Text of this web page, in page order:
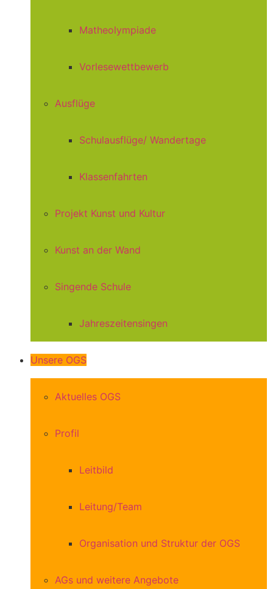
Matheolympiade
Vorlesewettbewerb
Ausflüge
Schulausflüge/ Wandertage
Klassenfahrten
Projekt Kunst und Kultur
Kunst an der Wand
Singende Schule
Jahreszeitensingen
Unsere OGS
Aktuelles OGS
Profil
Leitbild
Leitung/Team
Organisation und Struktur der OGS
AGs und weitere Angebote